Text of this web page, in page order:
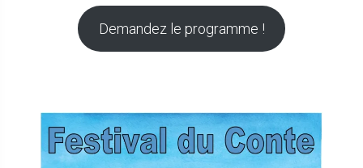
Demandez le programme !